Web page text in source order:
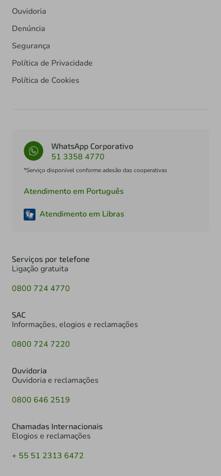
Ouvidoria
Denúncia
Segurança
Política de Privacidade
Política de Cookies
WhatsApp Corporativo
51 3358 4770
*Serviço disponível conforme adesão das cooperativas
Atendimento em Português
Atendimento em Libras
Serviços por telefone
Ligação gratuita
0800 724 4770
SAC
Informações, elogios e reclamações
0800 724 7220
Ouvidoria
Ouvidoria e reclamações
0800 646 2519
Chamadas Internacionais
Elogios e reclamações
+ 55 51 2313 6472